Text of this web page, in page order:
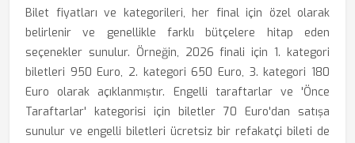
Bilet fiyatları ve kategorileri, her final için özel olarak
belirlenir ve genellikle farklı bütçelere hitap eden
seçenekler sunulur. Örneğin, 2026 finali için 1. kategori
biletleri 950 Euro, 2. kategori 650 Euro, 3. kategori 180
Euro olarak açıklanmıştır. Engelli taraftarlar ve 'Önce
Taraftarlar' kategorisi için biletler 70 Euro'dan satışa
sunulur ve engelli biletleri ücretsiz bir refakatçi bileti de